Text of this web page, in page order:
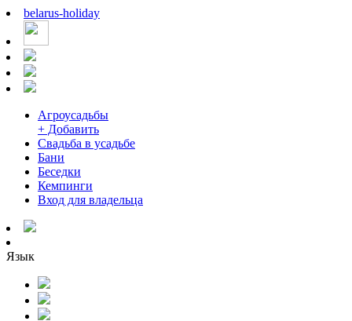
belarus-holiday
Агроусадьбы
+ Добавить
Свадьба в усадьбе
Бани
Беседки
Кемпинги
Вход для владельца
Язык